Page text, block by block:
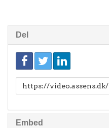
Del
Link
Embed